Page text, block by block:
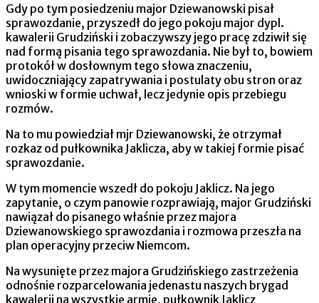
Gdy po tym posiedzeniu major Dziewanowski pisał
sprawo­zdanie, przyszedł do jego pokoju major dypl.
kawalerii Grudziński i zobaczywszy jego pracę zdziwił się
nad formą pisania tego spra­wozdania. Nie był to, bowiem
protokół w dosłownym tego słowa znaczeniu,
uwidoczniający zapatrywania i postulaty obu stron oraz
wnioski w formie uchwał, lecz jedynie opis przebiegu
rozmów.
Na to mu powiedział mjr Dziewanowski, że otrzymał
rozkaz od pułkownika Jaklicza, aby w takiej formie pisać
sprawozdanie.
W tym momencie wszedł do pokoju Jaklicz. Na jego
zapytanie, o czym panowie rozprawiają, major Grudziński
nawiązał do pisanego właśnie przez majora
Dziewanowskiego sprawozdania i rozmowa przeszła na
plan operacyjny przeciw Niemcom.
Na wysunięte przez majora Grudzińskiego zastrzeżenia
odnośnie rozparcelowania jedenastu naszych brygad
kawalerii na wszystkie armie, pułkownik Jaklicz